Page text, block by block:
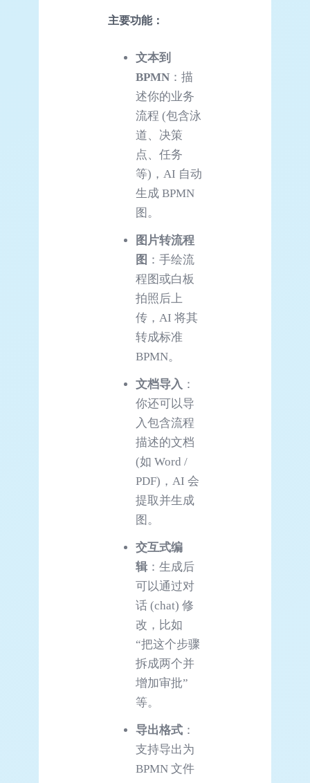
主要功能：
文本到
BPMN ：描
述你的业务
流程 (包含泳
道、决策
点、任务
等)，AI 自动
生成 BPMN
图。
图片转流程
图 ：手绘流
程图或白板
拍照后上
传，AI 将其
转成标准
BPMN。
文档导入 ：
你还可以导
入包含流程
描述的文档
(如 Word /
PDF)，AI 会
提取并生成
图。
交互式编
辑 ：生成后
可以通过对
话 (chat) 修
改，比如
“把这个步骤
拆成两个并
增加审批”
等。
导出格式 ：
支持导出为
BPMN 文件